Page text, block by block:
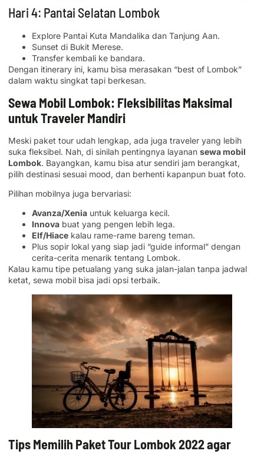
Hari 4: Pantai Selatan Lombok
Explore Pantai Kuta Mandalika dan Tanjung Aan.
Sunset di Bukit Merese.
Transfer kembali ke bandara.
Dengan itinerary ini, kamu bisa merasakan “best of Lombok”
dalam waktu singkat tapi berkesan.
Sewa Mobil Lombok: Fleksibilitas Maksimal
untuk Traveler Mandiri
Meski paket tour udah lengkap, ada juga traveler yang lebih
suka fleksibel. Nah, di sinilah pentingnya layanan sewa mobil
Lombok. Bayangkan, kamu bisa atur sendiri jam berangkat,
pilih destinasi sesuai mood, dan berhenti kapanpun buat foto.
Pilihan mobilnya juga bervariasi:
Avanza/Xenia untuk keluarga kecil.
Innova buat yang pengen lebih lega.
Elf/Hiace kalau rame-rame bareng teman.
Plus sopir lokal yang siap jadi “guide informal” dengan
cerita-cerita menarik tentang Lombok.
Kalau kamu tipe petualang yang suka jalan-jalan tanpa jadwal
ketat, sewa mobil bisa jadi opsi terbaik.
Tips Memilih Paket Tour Lombok 2022 agar